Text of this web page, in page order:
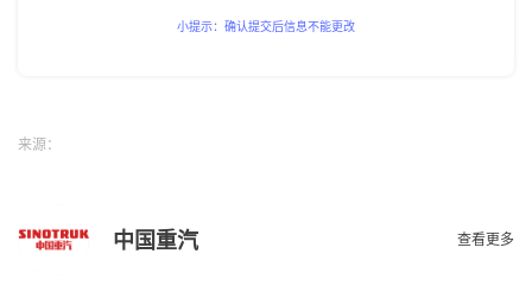
小提示：确认提交后信息不能更改
来源：
中国重汽 查看更多